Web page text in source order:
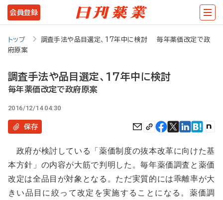
メ
イ
コ
ン
テ
ツ
に
動
会員登録
トップ
調査手法や品目選定、17年中に検討 毎年薬価改定で政
府原案
調査手法や品目選定、17年中に検討
毎年薬価改定で政府原案
2016/12/14 04:30
保存
政府が検討している「薬価制度の抜本改革に向けた基
本方針」の内容が大筋で判明した。毎年薬価調査と薬価
改定は全品目が対象となる。ただ実質的には乖離率が大
きい品目に絞って改定を実施することになる。薬価調